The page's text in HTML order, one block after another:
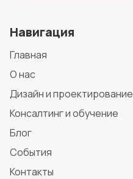
Навигация
Главная
О нас
Дизайн и проектирование
Консалтинг и обучение
Блог
События
Контакты